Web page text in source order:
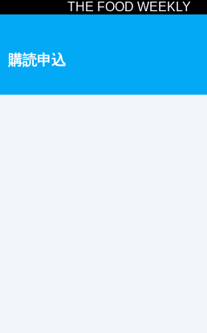
THE FOOD WEEKLY
購読申込